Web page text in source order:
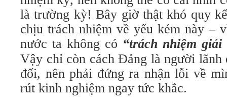
là trường kỳ! Bây giờ thật khó quy
chịu trách nhiệm về yếu kém này –
nước ta không có “trách nhiệm giải
Vậy chỉ còn cách Đảng là người lãnh
đối, nên phải đứng ra nhận lỗi về
rút kinh nghiệm ngay tức khắc.